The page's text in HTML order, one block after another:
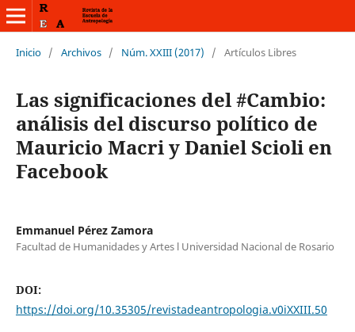
Inicio / Archivos / Núm. XXIII (2017) / Artículos Libres
Las significaciones del #Cambio:
análisis del discurso político de
Mauricio Macri y Daniel Scioli en
Facebook
Emmanuel Pérez Zamora
Facultad de Humanidades y Artes l Universidad Nacional de Rosario
DOI:
https://doi.org/10.35305/revistadeantropologia.v0iXXIII.50